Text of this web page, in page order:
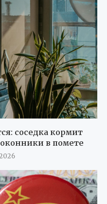
соседка кормит
в помете